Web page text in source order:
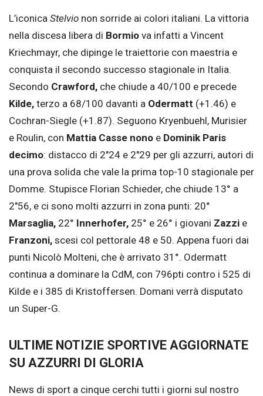
L’iconica Stelvio non sorride ai colori italiani. La vittoria
nella discesa libera di Bormio va infatti a Vincent
Kriechmayr, che dipinge le traiettorie con maestria e
conquista il secondo successo stagionale in Italia.
Secondo Crawford, che chiude a 40/100 e precede
Kilde, terzo a 68/100 davanti a Odermatt (+1.46) e
Cochran-Siegle (+1.87). Seguono Kryenbuehl, Murisier
e Roulin, con Mattia Casse nono e Dominik Paris
decimo: distacco di 2″24 e 2″29 per gli azzurri, autori di
una prova solida che vale la prima top-10 stagionale per
Domme. Stupisce Florian Schieder, che chiude 13° a
2″56, e ci sono molti azzurri in zona punti: 20°
Marsaglia, 22° Innerhofer, 25° e 26° i giovani Zazzi e
Franzoni, scesi col pettorale 48 e 50. Appena fuori dai
punti Nicolò Molteni, che è arrivato 31°. Odermatt
continua a dominare la CdM, con 796pti contro i 525 di
Kilde e i 385 di Kristoffersen. Domani verrà disputato
un Super-G.
ULTIME NOTIZIE SPORTIVE AGGIORNATE
SU AZZURRI DI GLORIA
News di sport a cinque cerchi tutti i giorni sul nostro